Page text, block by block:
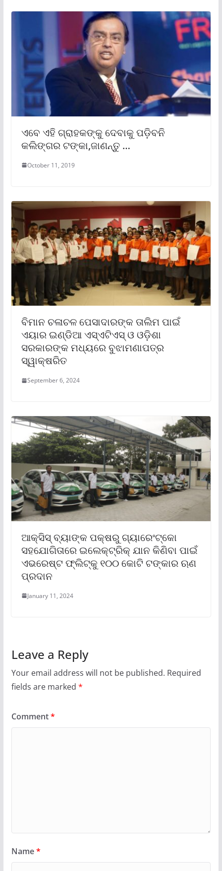
ଏବେ ଏହି ଗ୍ରାହକଙ୍କୁ ଦେବାକୁ ପଡ଼ିବନି
କଲିଙ୍ଗର ଟଙ୍କା,ଜାଣନ୍ତୁ …
October 11, 2019
ବିମାନ ଚଳାଚଳ ପେସାଦାରଙ୍କ ତାଲିମ ପାଇଁ
ଏୟାର ଇଣ୍ଡିଆ ଏସ୍‌ଏଟିଏସ୍ ଓ ଓଡ଼ିଶା
ସରକାରଙ୍କ ମଧ୍ୟରେ ବୁଝାମଣାପତ୍ର
ସ୍ୱାକ୍ଷରିତ
September 6, 2024
ଆକ୍ସିସ୍ ବ୍ୟାଙ୍କ ପକ୍ଷରୁ ଗ୍ୟାରେଂଟ୍‌କୋ
ସହଯୋଗିତାରେ ଇଲେକ୍ଟ୍ରିକ୍ ଯାନ କିଣିବା ପାଇଁ
ଏଭରେଷ୍ଟ ଫ୍ଲିଟ୍‌କୁ ୧୦୦ କୋଟି ଟଙ୍କାର ଋଣ
ପ୍ରଦାନ
January 11, 2024
Leave a Reply
Your email address will not be published. Required
fields are marked *
Comment*
Name*